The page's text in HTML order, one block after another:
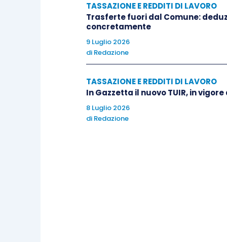
TASSAZIONE E REDDITI DI LAVORO
Trasferte fuori dal Comune:
concretamente
9 Luglio 2026
di Redazione
TASSAZIONE E REDDITI DI LAVORO
In Gazzetta il nuovo TUIR, in vigore
8 Luglio 2026
di Redazione